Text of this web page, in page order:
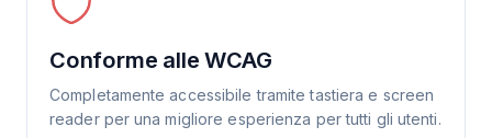
Conforme alle WCAG
Completamente accessibile tramite tastiera e screen
reader per una migliore esperienza per tutti gli utenti.